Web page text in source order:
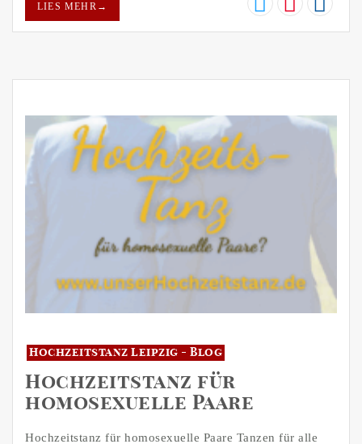
LIES MEHR →
Hochzeitstanz Leipzig - Blog
Hochzeitstanz für
homosexuelle Paare
Hochzeitstanz für homosexuelle Paare Tanzen für alle